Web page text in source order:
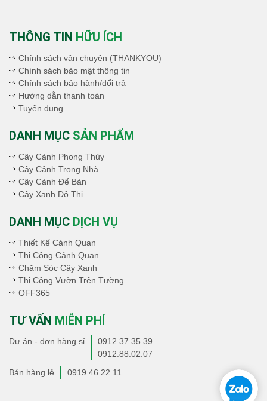
THÔNG TIN HỮU ÍCH
Chính sách vận chuyên (THANKYOU)
Chính sách bảo mật thông tin
Chính sách bảo hành/đổi trả
Hướng dẫn thanh toán
Tuyển dụng
DANH MỤC SẢN PHẨM
Cây Cảnh Phong Thủy
Cây Cảnh Trong Nhà
Cây Cảnh Để Bàn
Cây Xanh Đô Thị
DANH MỤC DỊCH VỤ
Thiết Kế Cảnh Quan
Thi Công Cảnh Quan
Chăm Sóc Cây Xanh
Thi Công Vườn Trên Tường
OFF365
TƯ VẤN MIỄN PHÍ
Dự án - đơn hàng sỉ
0912.37.35.39
0912.88.02.07
Bán hàng lẻ
0919.46.22.11